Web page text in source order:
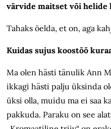
värvide maitset või helide
Tahaks öelda, et on, aga
Kuidas sujus koostöö
Ma olen hästi tänulik Ann
ikkagi hästi palju üksinda
üksi olla, muidu ma ei saa
pakkuda. Paraku on see